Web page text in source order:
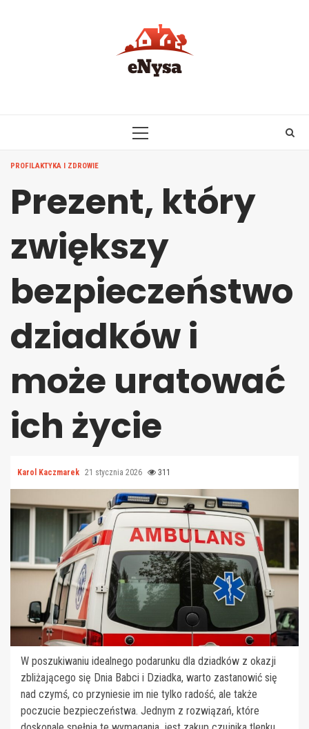
PRIMARY
PROFILAKTYKA I ZDROWIE
Prezent, który
zwiększy
bezpieczeństwo
dziadków i
może uratować
ich życie
Karol Kaczmarek 21 stycznia 2026 311
W poszukiwaniu idealnego podarunku dla dziadków z okazji
zbliżającego się Dnia Babci i Dziadka, warto zastanowić się
nad czymś, co przyniesie im nie tylko radość, ale także
poczucie bezpieczeństwa. Jednym z rozwiązań, które